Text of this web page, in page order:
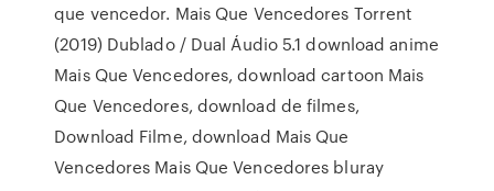
que vencedor. Mais Que Vencedores Torrent
(2019) Dublado / Dual Áudio 5.1 download anime
Mais Que Vencedores, download cartoon Mais
Que Vencedores, download de filmes,
Download Filme, download Mais Que
Vencedores Mais Que Vencedores bluray